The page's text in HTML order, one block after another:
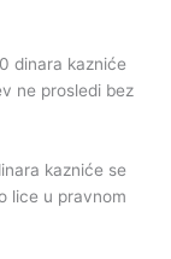
dinara kazniće
ne prosledi bez
kazniće se
lice u pravnom